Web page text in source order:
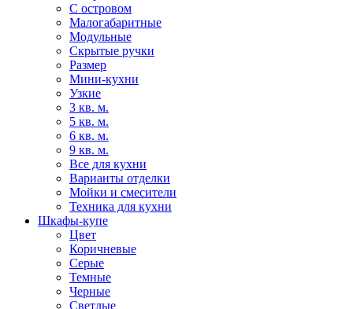
С островом
Малогабаритные
Модульные
Скрытые ручки
Размер
Мини-кухни
Узкие
3 кв. м.
5 кв. м.
6 кв. м.
9 кв. м.
Все для кухни
Варианты отделки
Мойки и смесители
Техника для кухни
Шкафы-купе
Цвет
Коричневые
Серые
Темные
Черные
Светлые